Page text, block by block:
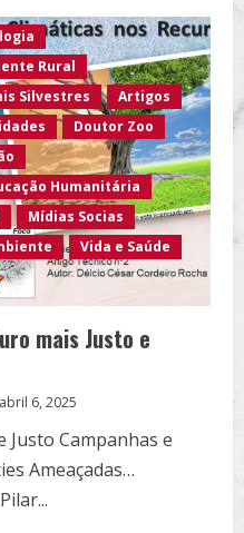
Rural
Silvestres
Artigos
Doutor Zoo
Humanitária
Mídias Socias
Vida e Saúde
mais Justo e
abril 6, 2025
Justo Campanhas e
Ameaçadas…